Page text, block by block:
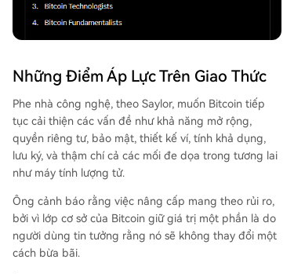
Những Điểm Áp Lực Trên Giao Thức
Phe nhà công nghệ, theo Saylor, muốn Bitcoin tiếp
tục cải thiện các vấn đề như khả năng mở rộng,
quyền riêng tư, bảo mật, thiết kế ví, tính khả dụng,
lưu ký, và thậm chí cả các mối đe dọa trong tương lai
như máy tính lượng tử.
Ông cảnh báo rằng việc nâng cấp mang theo rủi ro,
bởi vì lớp cơ sở của Bitcoin giữ giá trị một phần là do
người dùng tin tưởng rằng nó sẽ không thay đổi một
cách bừa bãi.